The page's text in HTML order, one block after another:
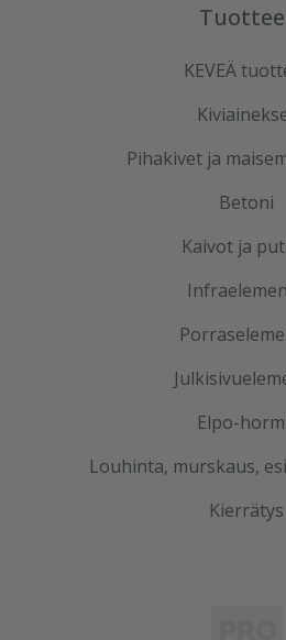
KEVEÄ
Pihakivet ja
Betoni
Kaivot ja
Elpo-
Louhinta, murskaus,
Kierrätys